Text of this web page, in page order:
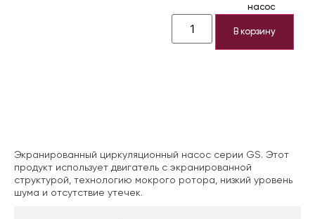
насос
В корзину
Экранированный циркуляционный насос серии GS. Этот
продукт использует двигатель с экранированной
структурой, технологию мокрого ротора, низкий уровень
шума и отсутствие утечек.